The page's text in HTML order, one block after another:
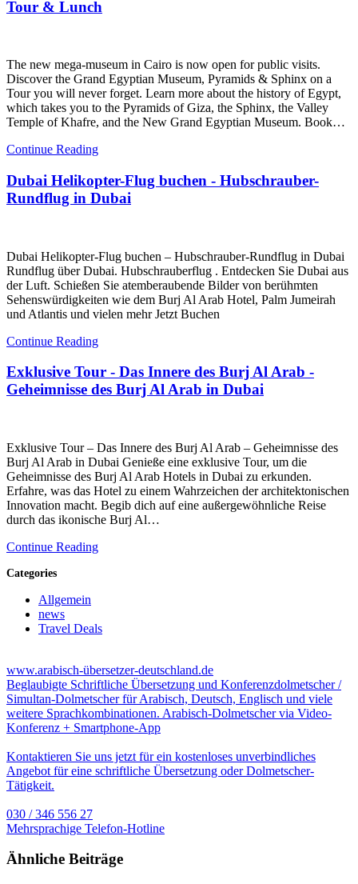
Tour & Lunch
The new mega-museum in Cairo is now open for public visits.
Discover the Grand Egyptian Museum, Pyramids & Sphinx on a
Tour you will never forget. Learn more about the history of Egypt,
which takes you to the Pyramids of Giza, the Sphinx, the Valley
Temple of Khafre, and the New Grand Egyptian Museum. Book…
Continue Reading
Dubai Helikopter-Flug buchen - Hubschrauber-
Rundflug in Dubai
Dubai Helikopter-Flug buchen – Hubschrauber-Rundflug in Dubai
Rundflug über Dubai. Hubschrauberflug . Entdecken Sie Dubai aus
der Luft. Schießen Sie atemberaubende Bilder von berühmten
Sehenswürdigkeiten wie dem Burj Al Arab Hotel, Palm Jumeirah
und Atlantis und vielen mehr Jetzt Buchen
Continue Reading
Exklusive Tour - Das Innere des Burj Al Arab -
Geheimnisse des Burj Al Arab in Dubai
Exklusive Tour – Das Innere des Burj Al Arab – Geheimnisse des
Burj Al Arab in Dubai Genieße eine exklusive Tour, um die
Geheimnisse des Burj Al Arab Hotels in Dubai zu erkunden.
Erfahre, was das Hotel zu einem Wahrzeichen der architektonischen
Innovation macht. Begib dich auf eine außergewöhnliche Reise
durch das ikonische Burj Al…
Continue Reading
Categories
Allgemein
news
Travel Deals
www.arabisch-übersetzer-deutschland.de
Beglaubigte Schriftliche Übersetzung und Konferenzdolmetscher /
Simultan-Dolmetscher für Arabisch, Deutsch, Englisch und viele
weitere Sprachkombinationen. Arabisch-Dolmetscher via Video-
Konferenz + Smartphone-App
Kontaktieren Sie uns jetzt für ein kostenloses unverbindliches
Angebot für eine schriftliche Übersetzung oder Dolmetscher-
Tätigkeit.
030 / 346 556 27
Mehrsprachige Telefon-Hotline
Ähnliche Beiträge